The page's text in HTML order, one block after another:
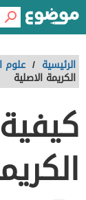
الرئيسية / علوم
الكريمة الاصلية